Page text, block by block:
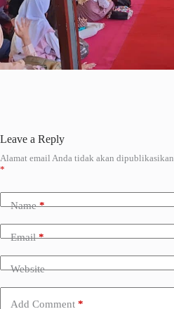
Leave a Reply
Alamat email Anda tidak akan dipublikasikan.
*
Name*
Email*
Website
Add Comment *
A
l
r
n
v
e